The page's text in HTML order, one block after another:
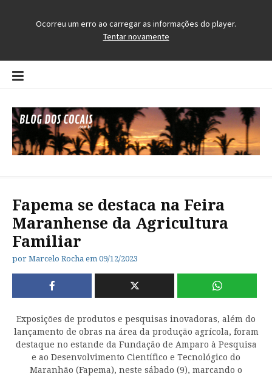
Pular
para
conteúdo
Fapema se destaca na Feira
Maranhense da Agricultura
Familiar
por Marcelo Rocha em 09/12/2023
Exposições de produtos e pesquisas inovadoras, além do
lançamento de obras na área da produção agrícola, foram
destaque no estande da Fundação de Amparo à Pesquisa
e ao Desenvolvimento Científico e Tecnológico do
Maranhão (Fapema), neste sábado (9), marcando o